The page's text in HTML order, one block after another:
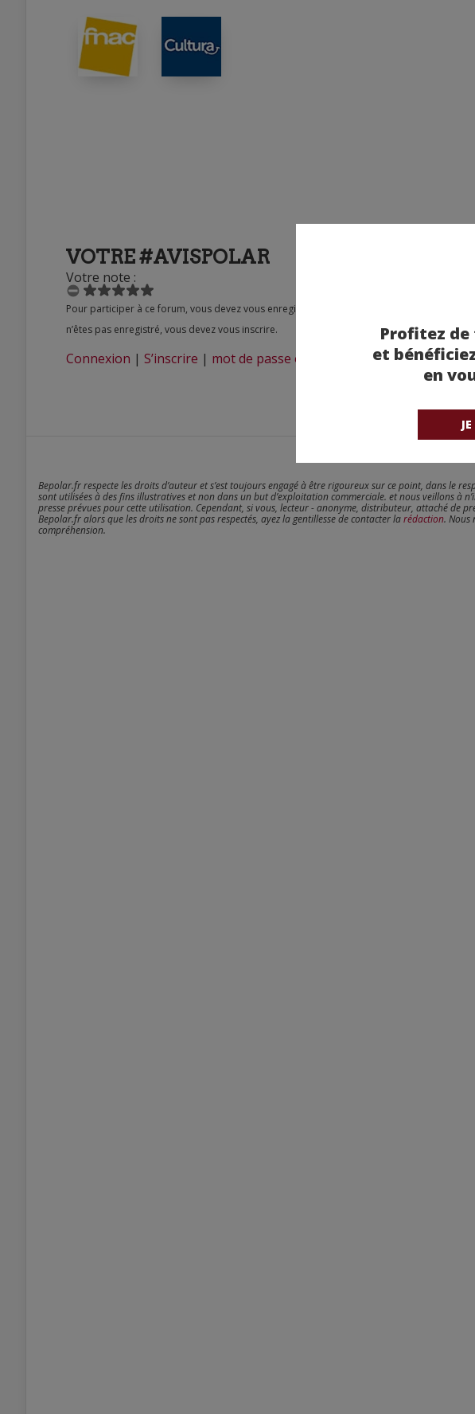
Profitez
et
en
VOTRE #AVISPOLAR
Votre note :
Pour participer à ce forum, vous devez vous enregistrer au préalable. Merci d’indiquer ci-dessous l’identifiant personnel qui vous a été fourni. Si vous
n’êtes pas enregistré, vous devez vous inscrire.
Connexion | S’inscrire | mot de passe oublié ?
Bepolar.fr respecte les droits d’auteur et s’est toujours engagé à être rigoureux sur ce point, dans le
sont utilisées à des fins illustratives et non dans un but d’exploitation commerciale. et nous veillons à
presse prévues pour cette utilisation. Cependant, si vous, lecteur - anonyme, distributeur, attaché de
Bepolar.fr alors que les droits ne sont pas respectés, ayez la gentillesse de contacter larédaction. Nous
compréhension.